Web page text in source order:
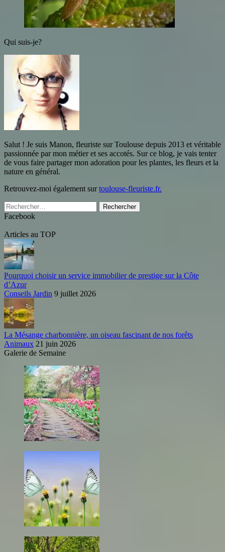
Qui suis-je?
Salut ! Je suis Manon, fleuriste sur Toulouse depuis 2013 et véritable
passionnée par mon métier et ses accotés. Sur ce blog, je vais tenter
de vous faire partager mon adoration pour les plantes, les fleurs et la
nature en général.
Retrouvez-moi également surtoulouse-fleuriste.fr.
Rechercher :
Facebook
Articles au TOP
Pourquoi choisir un service immobilier de prestige sur la Côte
d’Azur
Conseils Jardin 9 juillet 2026
La Mésange charbonnière, un oiseau fascinant de nos forêts
Animaux 21 juin 2026
Galerie de Semaine